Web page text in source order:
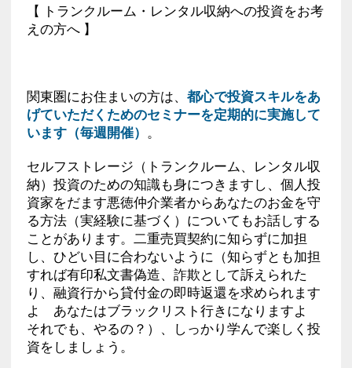
【 トランクルーム・レンタル収納への投資をお考
えの方へ 】
関東圏にお住まいの方は、 都心で投資スキルをあ
げていただくためのセミナーを定期的に実施して
います（毎週開催） 。
セルフストレージ（トランクルーム、レンタル収
納）投資のための知識も身につきますし、個人投
資家をだます悪徳仲介業者からあなたのお金を守
る方法（実経験に基づく）についてもお話しする
ことがあります。二重売買契約に知らずに加担
し、ひどい目に合わないように（知らずとも加担
すれば有印私文書偽造、詐欺として訴えられた
り、融資行から貸付金の即時返還を求められます
よ あなたはブラックリスト行きになりますよ
それでも、やるの？）、しっかり学んで楽しく投
資をしましょう。